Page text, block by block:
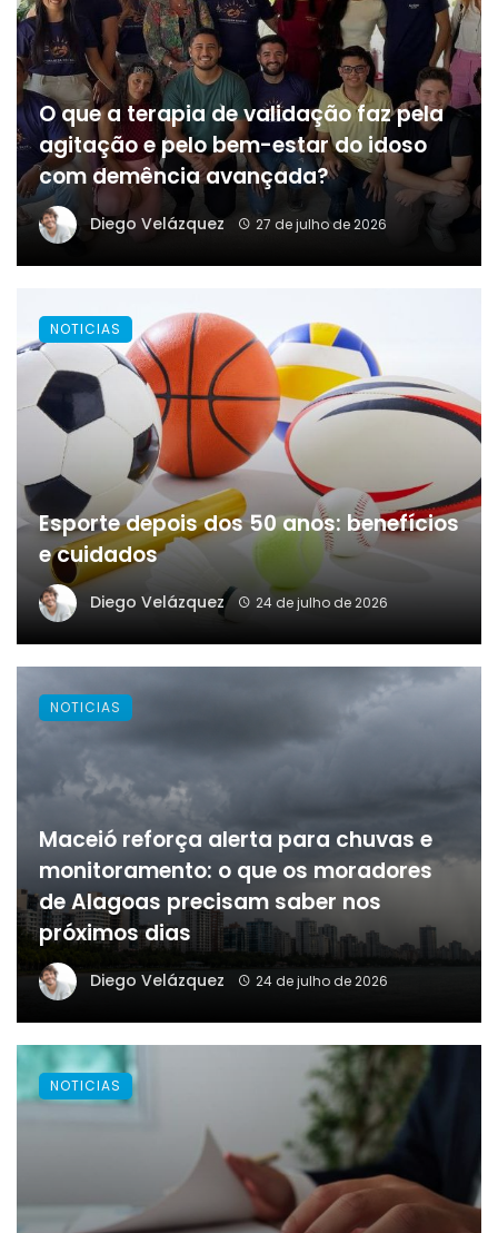
O que a terapia de validação faz pela
agitação e pelo bem-estar do idoso
com demência avançada?
Diego Velázquez 27 de julho de 2026
Esporte depois dos 50 anos: benefícios
e cuidados
Diego Velázquez 24 de julho de 2026
NOTICIAS
Maceió reforça alerta para chuvas e
monitoramento: o que os moradores
de Alagoas precisam saber nos
próximos dias
Diego Velázquez 24 de julho de 2026
NOTICIAS
NOTICIAS